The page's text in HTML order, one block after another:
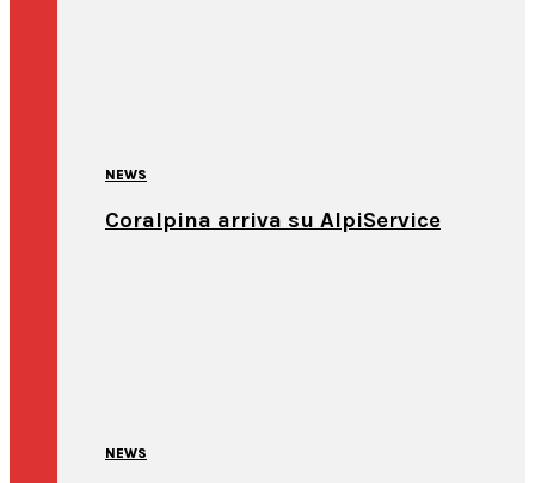
NEWS
Coralpina arriva su AlpiService
NEWS